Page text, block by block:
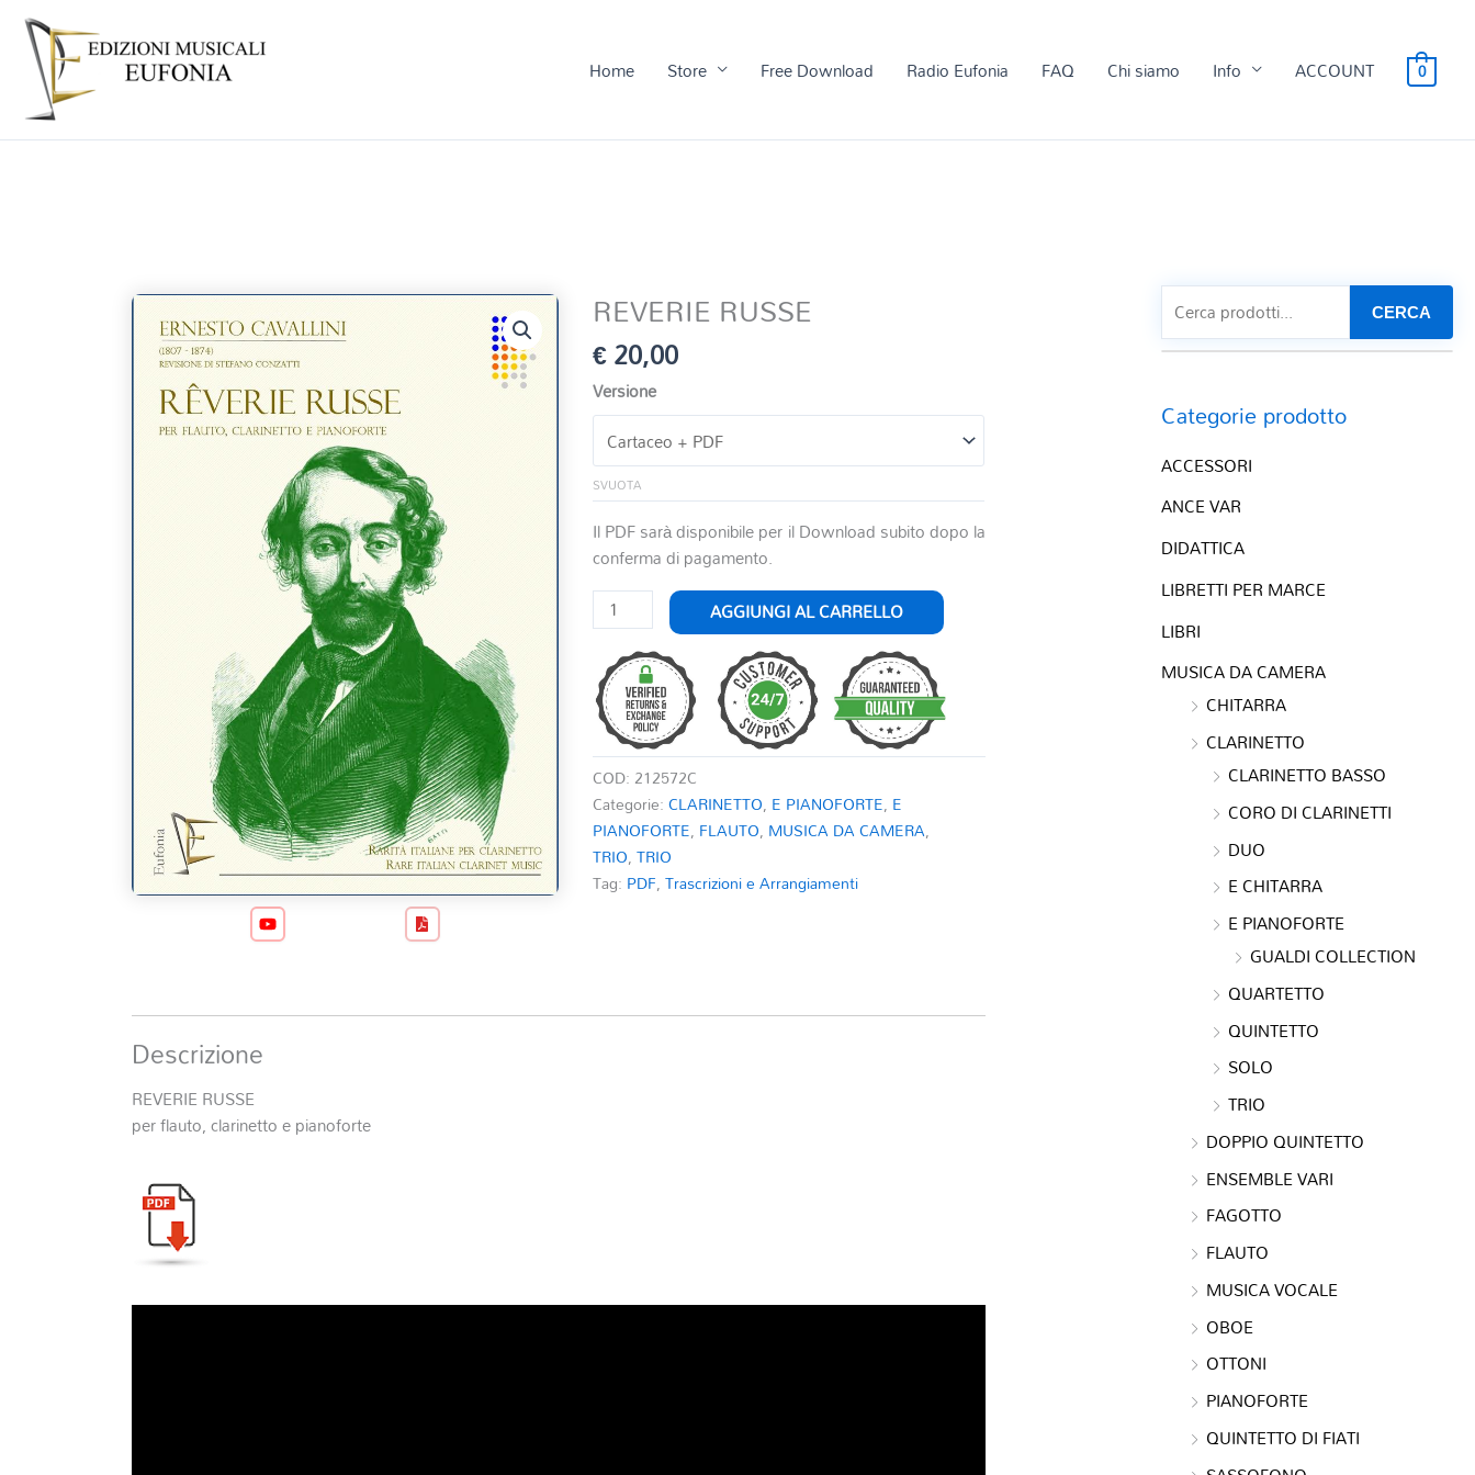
Home Store Free Download Radio Eufonia FAQ Chi siamo Info ACCOUNT 0
REVERIE RUSSE
€20,00
Versione
SVUOTA
Il PDF sarà disponibile per il Download subito dopo la
conferma di pagamento.
REVERIE
RUSSE
quantità
AGGIUNGI AL CARRELLO
COD: 212572C
Categorie:CLARINETTO, E PIANOFORTE, E
PIANOFORTE, FLAUTO, MUSICA DA CAMERA,
TRIO,TRIO
Tag: PDF,Trascrizioni e Arrangiamenti
Descrizione
REVERIE RUSSE
per flauto, clarinetto e pianoforte
CERCA
Categorie prodotto
ACCESSORI
ANCE VAR
DIDATTICA
LIBRETTI PER MARCE
LIBRI
MUSICA DA CAMERA
CHITARRA
CLARINETTO
CLARINETTO BASSO
CORO DI CLARINETTI
DUO
E CHITARRA
E PIANOFORTE
GUALDI COLLECTION
QUARTETTO
QUINTETTO
SOLO
TRIO
DOPPIO QUINTETTO
ENSEMBLE VARI
FAGOTTO
FLAUTO
MUSICA VOCALE
OBOE
OTTONI
PIANOFORTE
QUINTETTO DI FIATI